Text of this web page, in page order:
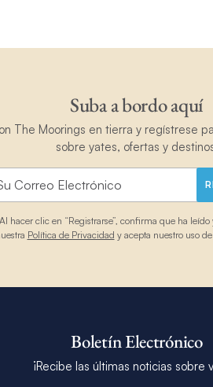
Suba a bordo aquí
The Moorings en tierra y regístrese
sobre yates, ofertas y
Al hacer clic en “Registrarse”, confirma que ha
Política de Privacidad y acepta nuestro uso
Boletín Electrónico
¡Recibe las últimas noticias sobre